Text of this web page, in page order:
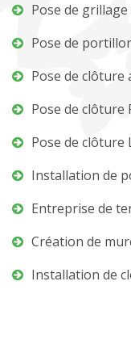
Pose de
Pose de
Pose de clôture
Pose de clôture
Pose de clôture
Installation de
Entreprise de
Création de
Installation de